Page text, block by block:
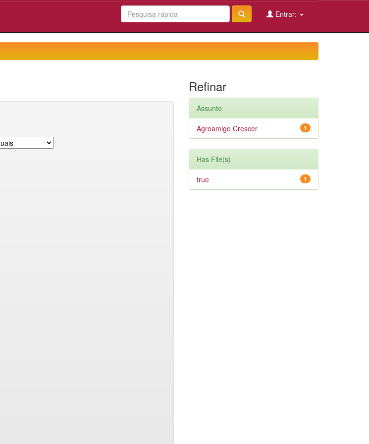
Entrar:
Refinar
Assunto
1
Agroamigo Crescer
Has File(s)
1
true